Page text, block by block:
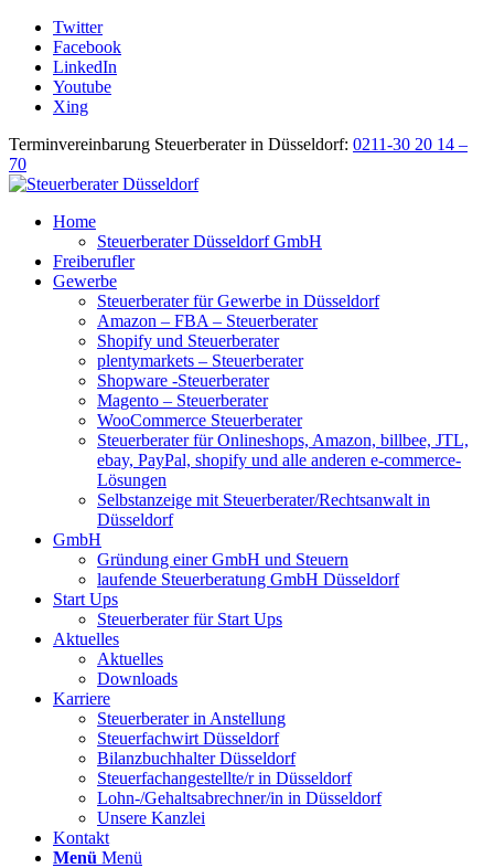
Twitter
Facebook
LinkedIn
Youtube
Xing
Terminvereinbarung Steuerberater in Düsseldorf: 0211-30 20 14 –
70
Home
Steuerberater Düsseldorf GmbH
Freiberufler
Gewerbe
Steuerberater für Gewerbe in Düsseldorf
Amazon – FBA – Steuerberater
Shopify und Steuerberater
plentymarkets – Steuerberater
Shopware -Steuerberater
Magento – Steuerberater
WooCommerce Steuerberater
Steuerberater für Onlineshops, Amazon, billbee, JTL,
ebay, PayPal, shopify und alle anderen e-commerce-
Lösungen
Selbstanzeige mit Steuerberater/Rechtsanwalt in
Düsseldorf
GmbH
Gründung einer GmbH und Steuern
laufende Steuerberatung GmbH Düsseldorf
Start Ups
Steuerberater für Start Ups
Aktuelles
Aktuelles
Downloads
Karriere
Steuerberater in Anstellung
Steuerfachwirt Düsseldorf
Bilanzbuchhalter Düsseldorf
Steuerfachangestellte/r in Düsseldorf
Lohn-/Gehaltsabrechner/in in Düsseldorf
Unsere Kanzlei
Kontakt
Menü Menü